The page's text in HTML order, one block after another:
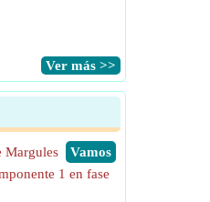
​Ver más >>
​Vamos
Margules
1 en fase